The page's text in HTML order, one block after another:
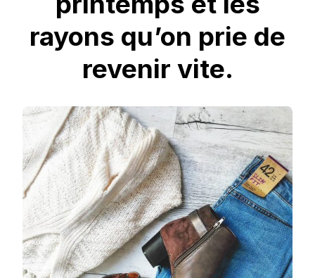
rayons qu’on prie de
revenir vite.